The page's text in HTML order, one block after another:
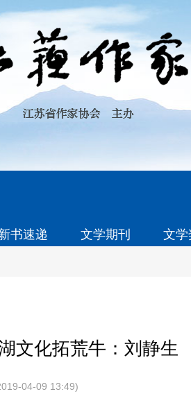
书速递 文学期刊 文
文化拓荒牛：刘静生
04-09 13:49)